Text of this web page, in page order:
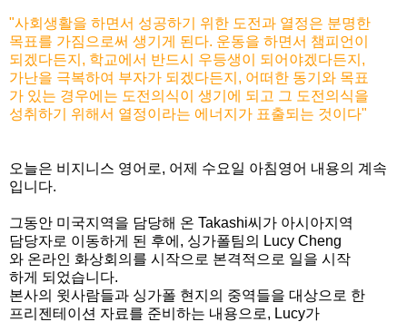
"사회생활을 하면서 성공하기 위한 도전과 열정은 분명한
목표를 가짐으로써 생기게 된다. 운동을 하면서 챔피언이
되겠다든지, 학교에서 반드시 우등생이 되어야겠다든지,
가난을 극복하여 부자가 되겠다든지, 어떠한 동기와 목표
가 있는 경우에는 도전의식이 생기에 되고 그 도전의식을
성취하기 위해서 열정이라는 에너지가 표출되는 것이다"
오늘은 비지니스 영어로, 어제 수요일 아침영어 내용의 계속
입니다.
그동안 미국지역을 담당해 온 Takashi씨가 아시아지역
담당자로 이동하게 된 후에, 싱가폴팀의
Lucy Cheng
와 온라인 화상회의를 시작으로 본격적으로 일을 시작
하게 되었습니다.
본사의 윗사람들과 싱가폴 현지의 중역들을 대상으로 한
프리젠테이션 자료를 준비하는 내용으로, Lucy가